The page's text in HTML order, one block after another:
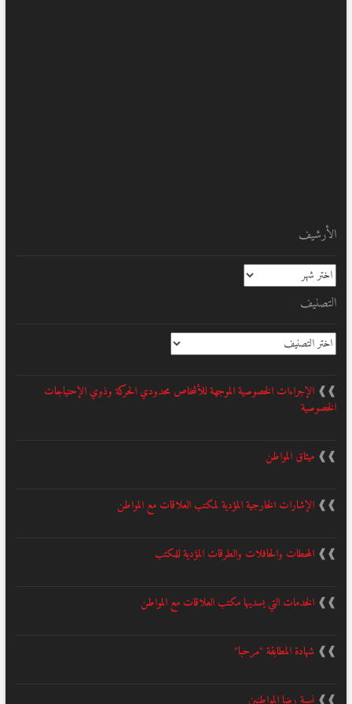
الأرشيف
الأرشيف
التصنيف
التصنيف
❱❱ الإجراءات الخصوصية الموجهة للأشخاص محدودي الحركة وذوي الإحتياجات
الخصوصية
❱❱ ميثاق المواطن
❱❱ الإشارات الخارجية المؤدية لمكتب العلاقات مع المواطن
❱❱ المحطات والحافلات والطرقات المؤدية للمكتب
❱❱ الخدمات التي يسديها مكتب العلاقات مع المواطن
❱❱ شهادة المطابقة "مرحبا"